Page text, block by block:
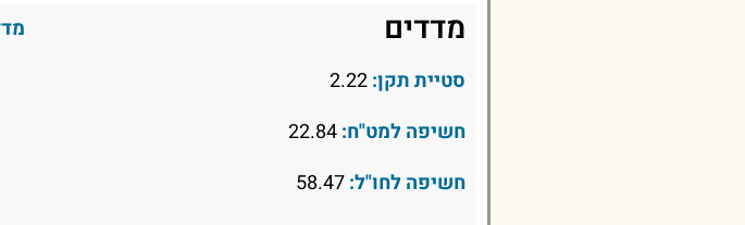
מדדים
סטיית תקן:
חשיפה למט"ח:
חשיפה לחו"ל: